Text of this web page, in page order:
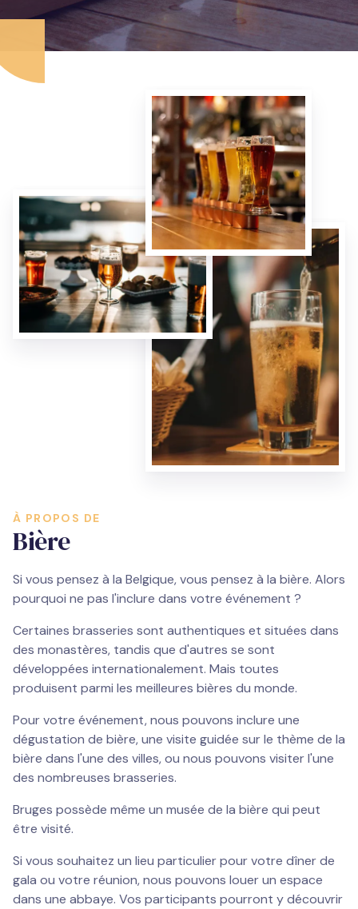
À PROPOS DE
Bière
Si vous pensez à la Belgique, vous pensez à la bière. Alors
pourquoi ne pas l'inclure dans votre événement ?
Certaines brasseries sont authentiques et situées dans
des monastères, tandis que d'autres se sont
développées internationalement. Mais toutes
produisent parmi les meilleures bières du monde.
Pour votre événement, nous pouvons inclure une
dégustation de bière, une visite guidée sur le thème de la
bière dans l'une des villes, ou nous pouvons visiter l'une
des nombreuses brasseries.
Bruges possède même un musée de la bière qui peut
être visité.
Si vous souhaitez un lieu particulier pour votre dîner de
gala ou votre réunion, nous pouvons louer un espace
dans une abbaye. Vos participants pourront y découvrir